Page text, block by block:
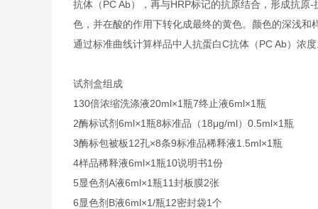
抗体（PC Ab），再与HRP标记的抗原结合，形成抗
色，并在酸的作用下转化成最终的黄色。颜色的深浅
通过标准曲线计算样品中人抗蛋白C抗体（PC Ab）浓
试剂盒组成
130倍浓缩洗涤液20ml×1瓶7终止液6ml×1瓶
2酶标试剂6ml×1瓶8标准品（18μg/ml） 0.5ml×1瓶
3酶标包被板12孔×8条9标准品稀释液1.5ml×1瓶
4样品稀释液6ml×1瓶10说明书1份
5显色剂A液6ml×1瓶11封板膜2张
6显色剂B液6ml×1/瓶12密封袋1个